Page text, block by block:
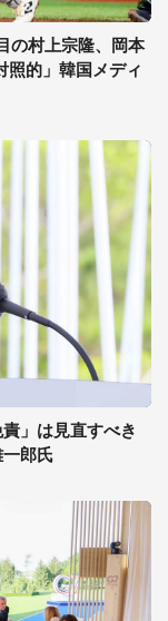
の村上宗隆、岡本
照的」韓国メディ
」は見直すべき
郎氏